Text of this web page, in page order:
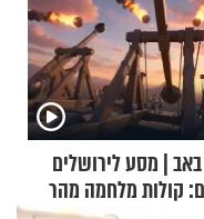
| מסע לירושלים
קולות מלחמה מהר